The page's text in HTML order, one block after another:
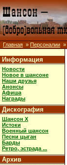
Главная » Персоналии »
Информация
Новости
Новое в шансоне
Наши друзья
Анонсы
Афиша
Награды
Дискография
Шансон X
Истоки
Военный шансон
Песни цыган
Барды
Ретро, эстрада ...
Архив